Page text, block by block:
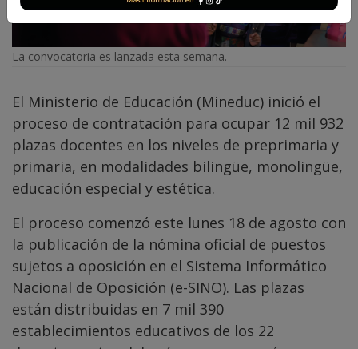
La convocatoria es lanzada esta semana.
El Ministerio de Educación (Mineduc) inició el
proceso de contratación para ocupar 12 mil 932
plazas docentes en los niveles de preprimaria y
primaria, en modalidades bilingüe, monolingüe,
educación especial y estética.
El proceso comenzó este lunes 18 de agosto con
la publicación de la nómina oficial de puestos
sujetos a oposición en el Sistema Informático
Nacional de Oposición (e-SINO). Las plazas
están distribuidas en 7 mil 390
establecimientos educativos de los 22